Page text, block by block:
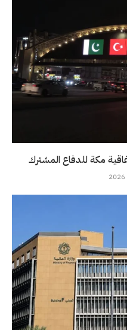
مكة للدفاع المشترك